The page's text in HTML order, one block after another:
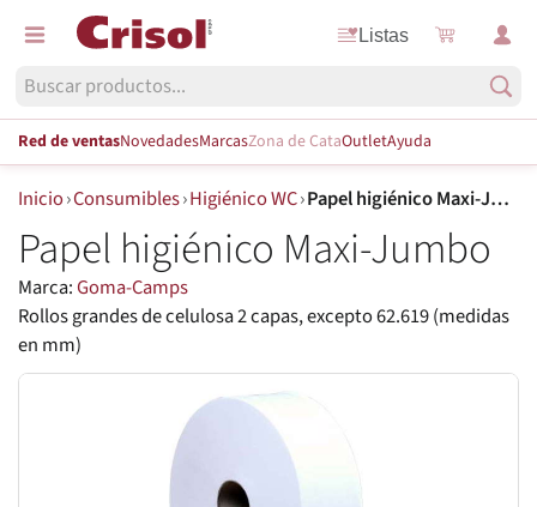
Listas
Red de ventasNovedadesMarcasZona de CataOutletAyuda
Inicio›Consumibles›Higiénico WC› Papel higiénico Maxi-Jumbo
Papel higiénico Maxi-Jumbo
Marca:Goma-Camps
Rollos grandes de celulosa 2 capas, excepto 62.619 (medidas
en mm)